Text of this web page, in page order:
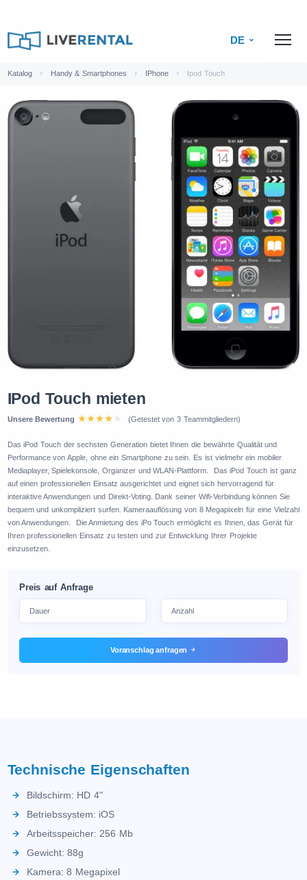
DE
Katalog Handy & Smartphones IPhone Ipod Touch
IPod Touch mieten
Unsere Bewertung (Getestet von 3 Teammitgliedern)
Das iPod Touch der sechsten Generation bietet Ihnen die bewährte Qualität und
Performance von Apple, ohne ein Smartphone zu sein. Es ist vielmehr ein mobiler
Mediaplayer, Spielekonsole, Organizer und WLAN-Plattform. Das iPod Touch ist ganz
auf einen professionellen Einsatz ausgerichtet und eignet sich hervorragend für
interaktive Anwendungen und Direkt-Voting. Dank seiner Wifi-Verbindung können Sie
bequem und unkompliziert surfen. Kameraauflösung von 8 Megapixeln für eine Vielzahl
von Anwendungen. Die Anmietung des iPo Touch ermöglicht es Ihnen, das Gerät für
Ihren professionellen Einsatz zu testen und zur Entwicklung Ihrer Projekte
einzusetzen.
Preis auf Anfrage
Voranschlag anfragen
Technische Eigenschaften
Bildschirm: HD 4"
Betriebssystem: iOS
Arbeitsspeicher: 256 Mb
Gewicht: 88g
Kamera: 8 Megapixel